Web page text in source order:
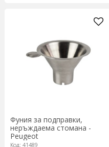
Фуния за подправки,
неръждаема стомана -
Peugeot
Код: 41489